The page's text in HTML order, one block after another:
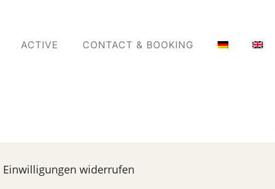
ACTIVE CONTACT & BOOKING
Einwilligungen widerrufen